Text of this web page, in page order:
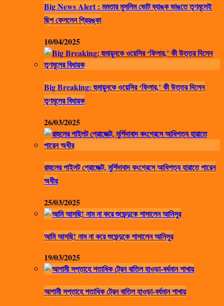
Big News Alert : মমতার মুসলিম ভোট ব্যাঙ্ক ভাঙতে তৃণমূলেই
ছিপ ফেললেন প্রিয়ঙ্কা
10/04/2025
Big Breaking: হুমায়ুনকে ওয়েসির ‘ফিলার,’ কী উত্তর দিলেন
তৃণমূলের বিধায়ক
26/03/2025
রাহুলের পাইলট প্রোজেক্ট, মুর্শিদাবাদ কংগ্রেসে আধিপত্য হারাতে পারেন
অধীর
25/03/2025
আমি আসছি! নাম না করে শুভেন্দুকে শাসালেন আনিসুর
19/03/2025
আগামী সপ্তাহে শতাধিক ট্রেন বাতিল হাওড়া-বর্ধমান শাখায়